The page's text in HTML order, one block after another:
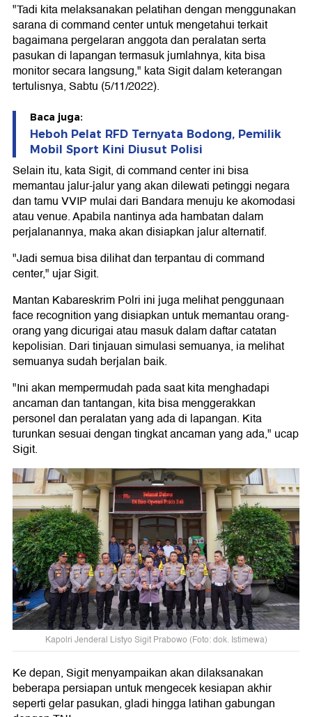
"Tadi kita melaksanakan pelatihan dengan menggunakan
sarana di command center untuk mengetahui terkait
bagaimana pergelaran anggota dan peralatan serta
pasukan di lapangan termasuk jumlahnya, kita bisa
monitor secara langsung," kata Sigit dalam keterangan
tertulisnya, Sabtu (5/11/2022).
Baca juga:
Heboh Pelat RFD Ternyata Bodong, Pemilik
Mobil Sport Kini Diusut Polisi
Selain itu, kata Sigit, di command center ini bisa
memantau jalur-jalur yang akan dilewati petinggi negara
dan tamu VVIP mulai dari Bandara menuju ke akomodasi
atau venue. Apabila nantinya ada hambatan dalam
perjalanannya, maka akan disiapkan jalur alternatif.
"Jadi semua bisa dilihat dan terpantau di command
center," ujar Sigit.
Mantan Kabareskrim Polri ini juga melihat penggunaan
face recognition yang disiapkan untuk memantau orang-
orang yang dicurigai atau masuk dalam daftar catatan
kepolisian. Dari tinjauan simulasi semuanya, ia melihat
semuanya sudah berjalan baik.
"Ini akan mempermudah pada saat kita menghadapi
ancaman dan tantangan, kita bisa menggerakkan
personel dan peralatan yang ada di lapangan. Kita
turunkan sesuai dengan tingkat ancaman yang ada," ucap
Sigit.
Kapolri Jenderal Listyo Sigit Prabowo (Foto: dok. Istimewa)
Ke depan, Sigit menyampaikan akan dilaksanakan
beberapa persiapan untuk mengecek kesiapan akhir
seperti gelar pasukan, gladi hingga latihan gabungan